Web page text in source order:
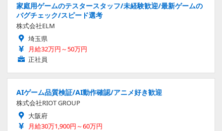
家庭用ゲームのテスタースタッフ/未経験歓迎/最新ゲームの
バグチェック/スピード選考
株式会社ELM
埼玉県
月給32万円～50万円
正社員
AIゲーム品質検証/AI動作確認/アニメ好き歓迎
株式会社RIOT GROUP
大阪府
月給30万1,900円～60万円